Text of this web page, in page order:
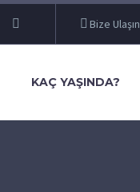
Bize Ulaşın
KAÇ YAŞINDA?